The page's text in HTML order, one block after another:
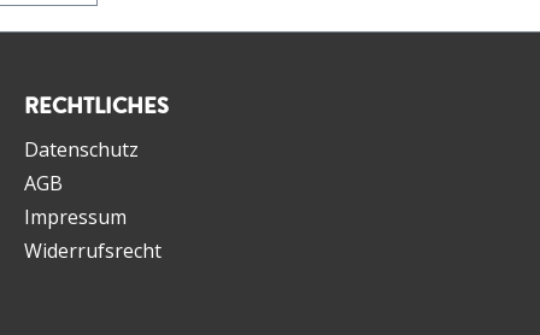
RECHTLICHES
Datenschutz
AGB
Impressum
Widerrufsrecht